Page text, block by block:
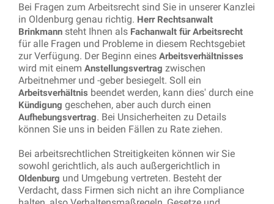
Bei Fragen zum Arbeitsrecht sind Sie in unserer Kanzlei
in Oldenburg genau richtig. Herr Rechtsanwalt
Brinkmann steht Ihnen als Fachanwalt für Arbeitsrecht
für alle Fragen und Probleme in diesem Rechtsgebiet
zur Verfügung. Der Beginn eines Arbeitsverhältnisses
wird mit einem Anstellungsvertrag zwischen
Arbeitnehmer und -geber besiegelt. Soll ein
Arbeitsverhältnis beendet werden, kann dies' durch eine
Kündigung geschehen, aber auch durch einen
Aufhebungsvertrag. Bei Unsicherheiten zu Details
können Sie uns in beiden Fällen zu Rate ziehen.
Bei arbeitsrechtlichen Streitigkeiten können wir Sie
sowohl gerichtlich, als auch außergerichtlich in
Oldenburg und Umgebung vertreten. Besteht der
Verdacht, dass Firmen sich nicht an ihre Compliance